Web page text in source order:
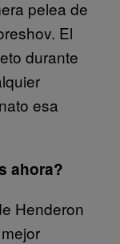
pelea de
El
durante
esa
ahora?
Henderon